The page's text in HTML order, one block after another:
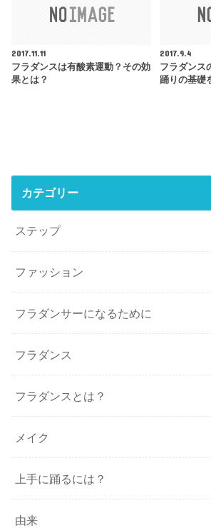
2017.11.11
フラダンスは有酸素運動？その効
果とは？
2017.9.4
フラダンス
踊りの基礎
カテゴリー
ステップ
ファッション
フラダンサーになるために
フラダンス
フラダンスとは？
メイク
上手に踊るには？
由来